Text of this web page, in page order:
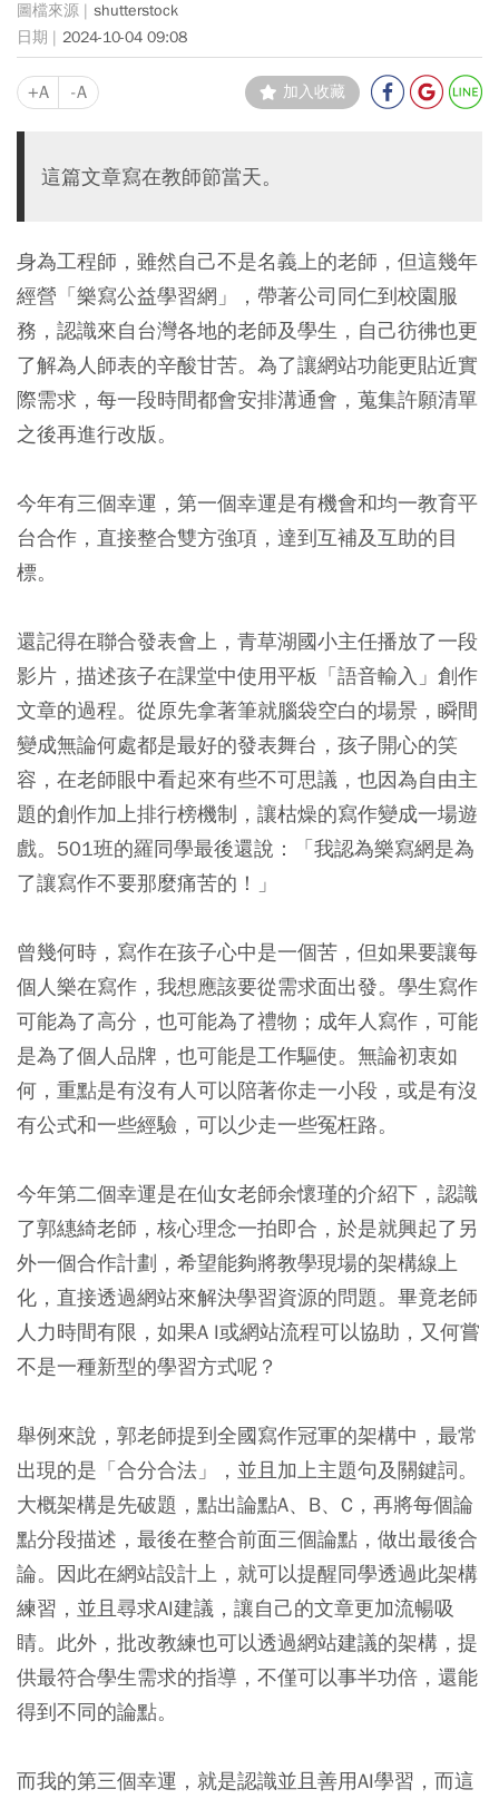
shutterstock
2024-10-04 09:08
+A -A 加入收藏
這篇文章寫在教師節當天。
身為工程師，雖然自己不是名義上的老師，但這幾年
經營「樂寫公益學習網」，帶著公司同仁到校園服
務，認識來自台灣各地的老師及學生，自己彷彿也更
了解為人師表的辛酸甘苦。為了讓網站功能更貼近實
際需求，每一段時間都會安排溝通會，蒐集許願清單
之後再進行改版。
今年有三個幸運，第一個幸運是有機會和均一教育平
台合作，直接整合雙方強項，達到互補及互助的目
標。
還記得在聯合發表會上，青草湖國小主任播放了一段
影片，描述孩子在課堂中使用平板「語音輸入」創作
文章的過程。從原先拿著筆就腦袋空白的場景，瞬間
變成無論何處都是最好的發表舞台，孩子開心的笑
容，在老師眼中看起來有些不可思議，也因為自由主
題的創作加上排行榜機制，讓枯燥的寫作變成一場遊
戲。501班的羅同學最後還說：「我認為樂寫網是為
了讓寫作不要那麼痛苦的！」
曾幾何時，寫作在孩子心中是一個苦，但如果要讓每
個人樂在寫作，我想應該要從需求面出發。學生寫作
可能為了高分，也可能為了禮物；成年人寫作，可能
是為了個人品牌，也可能是工作驅使。無論初衷如
何，重點是有沒有人可以陪著你走一小段，或是有沒
有公式和一些經驗，可以少走一些冤枉路。
今年第二個幸運是在仙女老師余懷瑾的介紹下，認識
了郭繐綺老師，核心理念一拍即合，於是就興起了另
外一個合作計劃，希望能夠將教學現場的架構線上
化，直接透過網站來解決學習資源的問題。畢竟老師
人力時間有限，如果A I或網站流程可以協助，又何嘗
不是一種新型的學習方式呢？
舉例來說，郭老師提到全國寫作冠軍的架構中，最常
出現的是「合分合法」，並且加上主題句及關鍵詞。
大概架構是先破題，點出論點A、B、C，再將每個論
點分段描述，最後在整合前面三個論點，做出最後合
論。因此在網站設計上，就可以提醒同學透過此架構
練習，並且尋求AI建議，讓自己的文章更加流暢吸
睛。此外，批改教練也可以透過網站建議的架構，提
供最符合學生需求的指導，不僅可以事半功倍，還能
得到不同的論點。
而我的第三個幸運，就是認識並且善用AI學習，而這